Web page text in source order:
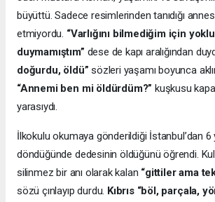
büyüttü. Sadece resimlerinden tanıdığı
etmiyordu. “Varlığını bilmediğim için
duymamıştım” dese de kapı aralığından
doğurdu, öldü” sözleri yaşamı boyunca
“Annemi ben mi öldürdüm?” kuşkusu
yarasıydı.
İlkokulu okumaya gönderildiği İstanbul’dan 6
döndüğünde dedesinin öldüğünü öğrendi.
silinmez bir anı olarak kalan “gittiler ama
sözü çınlayıp durdu. Kıbrıs “böl, parçala,